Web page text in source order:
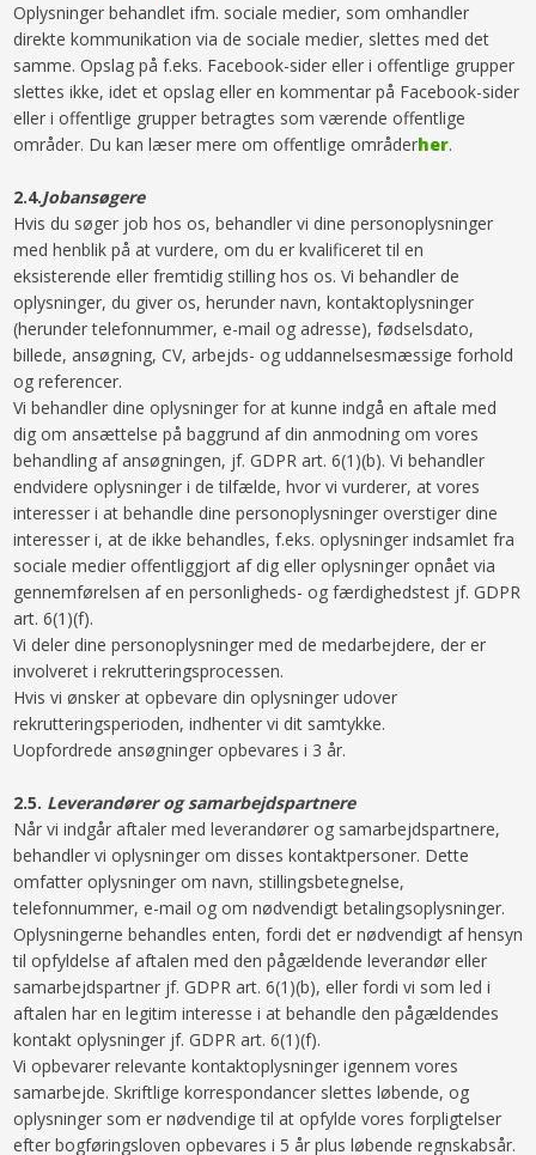
Oplysninger behandlet ifm. sociale medier, som omhandler
direkte kommunikation via de sociale medier, slettes med det
samme. Opslag på f.eks. Facebook-sider eller i offentlige grupper
slettes ikke, idet et opslag eller en kommentar på Facebook-sider
eller i offentlige grupper betragtes som værende offentlige
områder. Du kan læser mere om offentlige områderher.
​2.4.​Jobansøgere
Hvis du søger job hos os, behandler vi dine personoplysninger
med henblik på at vurdere, om du er kvalificeret til en
eksisterende eller fremtidig stilling hos os. Vi behandler de
oplysninger, du giver os, herunder navn, kontaktoplysninger
(herunder telefonnummer, e-mail og adresse), fødselsdato,
billede, ansøgning, CV, arbejds- og uddannelsesmæssige forhold
og referencer.
Vi behandler dine oplysninger for at kunne indgå en aftale med
dig om ansættelse på baggrund af din anmodning om vores
behandling af ansøgningen, jf. GDPR art. 6(1)(b). Vi behandler
endvidere oplysninger i de tilfælde, hvor vi vurderer, at vores
interesser i at behandle dine personoplysninger overstiger dine
interesser i, at de ikke behandles, f.eks. oplysninger indsamlet fra
sociale medier offentliggjort af dig eller oplysninger opnået via
gennemførelsen af en personligheds- og færdighedstest jf. GDPR
art. 6(1)(f).
Vi deler dine personoplysninger med de medarbejdere, der er
involveret i rekrutteringsprocessen.
Hvis vi ønsker at opbevare din oplysninger udover
rekrutteringsperioden, indhenter vi dit samtykke.
Uopfordrede ansøgninger opbevares i 3 år.
2.5.​ Leverandører og samarbejdspartnere
Når vi indgår aftaler med leverandører og samarbejdspartnere,
behandler vi oplysninger om disses kontaktpersoner. Dette
omfatter oplysninger om navn, stillingsbetegnelse,
telefonnummer, e-mail og om nødvendigt betalingsoplysninger.
Oplysningerne behandles enten, fordi det er nødvendigt af hensyn
til opfyldelse af aftalen med den pågældende leverandør eller
samarbejdspartner jf. GDPR art. 6(1)(b), eller fordi vi som led i
aftalen har en legitim interesse i at behandle den pågældendes
kontakt oplysninger jf. GDPR art. 6(1)(f).
Vi opbevarer relevante kontaktoplysninger igennem vores
samarbejde. Skriftlige korrespondancer slettes løbende, og
oplysninger som er nødvendige til at opfylde vores forpligtelser
efter bogføringsloven opbevares i 5 år plus løbende regnskabsår.